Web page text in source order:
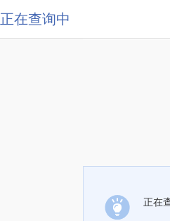
正在查询中
正在